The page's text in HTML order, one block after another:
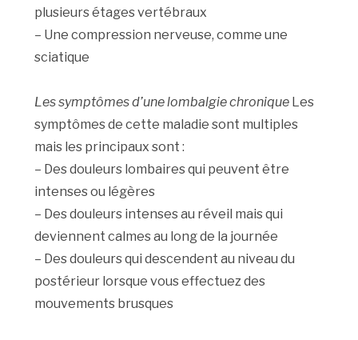
plusieurs étages vertébraux
– Une compression nerveuse, comme une
sciatique
Les symptômes d’une lombalgie chronique Les
symptômes de cette maladie sont multiples
mais les principaux sont :
– Des douleurs lombaires qui peuvent être
intenses ou légères
– Des douleurs intenses au réveil mais qui
deviennent calmes au long de la journée
– Des douleurs qui descendent au niveau du
postérieur lorsque vous effectuez des
mouvements brusques